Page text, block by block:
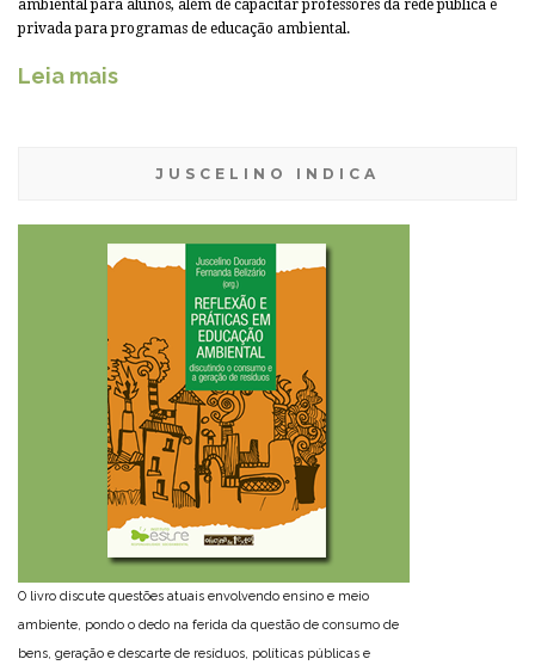
ambiental para alunos, além de capacitar professores da rede pública e
privada para programas de educação ambiental.
Leia mais
JUSCELINO INDICA
O livro discute questões atuais envolvendo ensino e meio
ambiente, pondo o dedo na ferida da questão de consumo de
bens, geração e descarte de resíduos, políticas públicas e